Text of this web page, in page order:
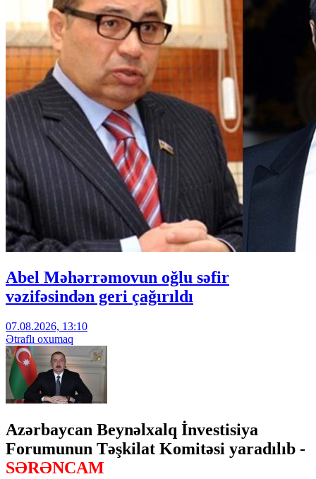
Abel Məhərrəmovun oğlu səfir
vəzifəsindən geri çağırıldı
07.08.2026, 13:10
Ətraflı oxumaq
Azərbaycan Beynəlxalq İnvestisiya
Forumunun Təşkilat Komitəsi yaradılıb -
SƏRƏNCAM